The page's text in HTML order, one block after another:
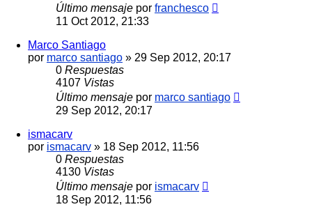
Último mensaje por franchesco
11 Oct 2012, 21:33
Marco Santiago
por marco santiago » 29 Sep 2012, 20:17
0 Respuestas
4107 Vistas
Último mensaje por marco santiago
29 Sep 2012, 20:17
ismacarv
por ismacarv » 18 Sep 2012, 11:56
0 Respuestas
4130 Vistas
Último mensaje por ismacarv
18 Sep 2012, 11:56